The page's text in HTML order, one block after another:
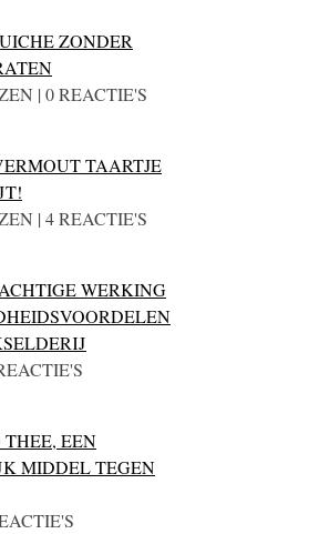
ZONDER
| 0 REACTIE'S
TAARTJE
| 4 REACTIE'S
WERKING
EEN
MIDDEL TEGEN